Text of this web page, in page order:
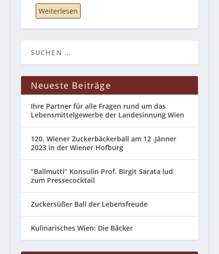
Weiterlesen
Neueste Beiträge
Ihre Partner für alle Fragen rund um das
Lebensmittelgewerbe der Landesinnung Wien
120. Wiener Zuckerbäckerball am 12 .Jänner
2023 in der Wiener Hofburg
“Ballmutti” Konsulin Prof. Birgit Sarata lud
zum Pressecocktail
Zuckersüßer Ball der Lebensfreude
Kulinarisches Wien: Die Bäcker